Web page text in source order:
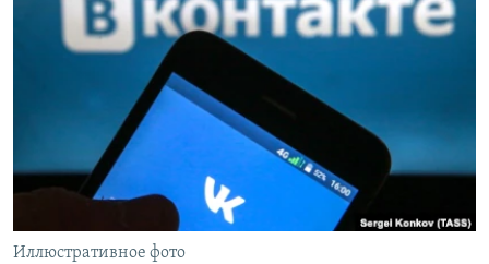
СИБИРЬ.РЕАЛИИ
РАСПИСАНИЕ ВЕЩАНИЯ
ПОДПИШИТЕСЬ НА РАССЫЛКУ
СОЦИАЛЬНЫЕ СЕТИ
Иллюстративное фото